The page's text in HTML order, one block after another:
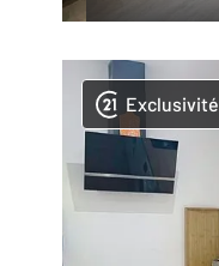
Exclusivité